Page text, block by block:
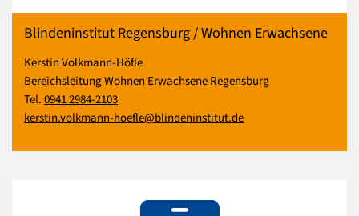
Blindeninstitut Regensburg / Wohnen Erwachsene
Kerstin Volkmann-Höfle
Bereichsleitung Wohnen Erwachsene Regensburg
Tel.0941 2984-2103
kerstin.volkmann-hoefle@blindeninstitut.de